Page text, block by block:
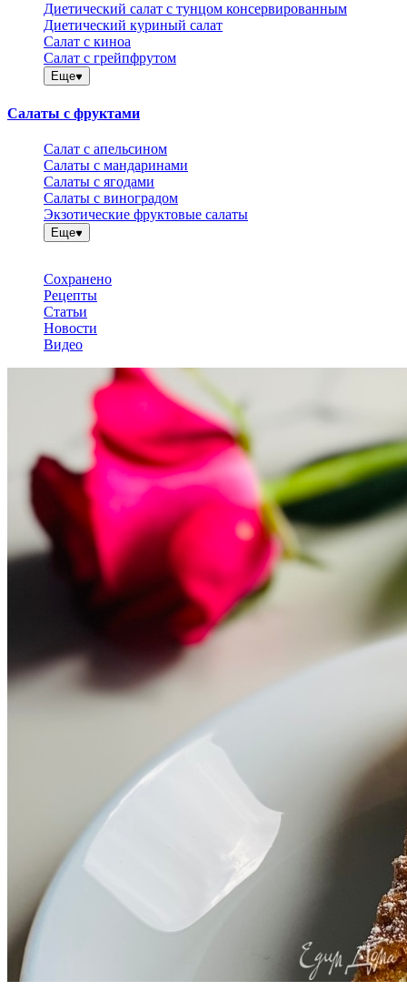
Диетический салат с тунцом консервированным
Диетический куриный салат
Салат с киноа
Салат с грейпфрутом
Еще
Салаты с фруктами
Салат с апельсином
Салаты с мандаринами
Салаты с ягодами
Салаты с виноградом
Экзотические фруктовые салаты
Еще
Сохранено
Рецепты
Статьи
Новости
Видео